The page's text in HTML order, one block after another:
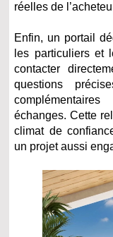
réelles de
Enfin, un portail
les particuliers et
contacter
questions
échanges. Cette
climat de
un projet aussi